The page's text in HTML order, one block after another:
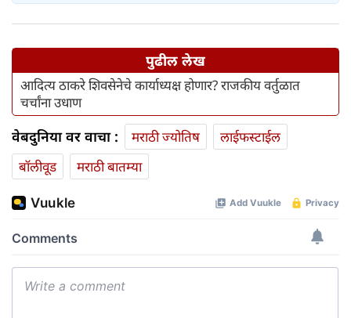
पुढील लेख
आदित्य ठाकरे शिवसेनेचे कार्याध्यक्ष होणार? राजकीय वर्तुळात
चर्चांना उधाण
वेबदुनिया वर वाचा : मराठी ज्योतिष
लाईफस्टाईल
बॉलीवूड
मराठी बातम्या